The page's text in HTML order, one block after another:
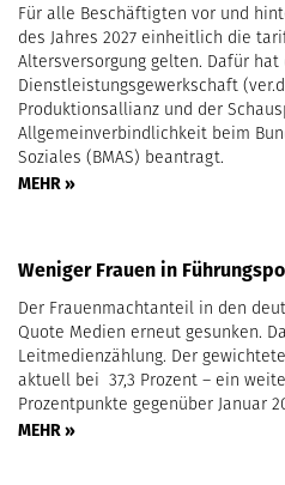
Für alle Beschäftigten vor und
des Jahres 2027 einheitlich die
Altersversorgung gelten. Dafür
Dienstleistungsgewerkschaft
Produktionsallianz und der
Allgemeinverbindlichkeit beim
Soziales (BMAS) beantragt.
MEHR »
Weniger Frauen in
Der Frauenmachtanteil in den
Quote Medien erneut gesunken.
Leitmedienzählung. Der
aktuell bei 37,3 Prozent – ein
Prozentpunkte gegenüber Januar
MEHR »